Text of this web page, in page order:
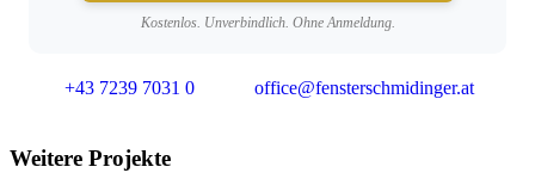
Kostenlos. Unverbindlich. Ohne Anmeldung.
+43 7239 7031 0 office@fensterschmidinger.at
Weitere Projekte